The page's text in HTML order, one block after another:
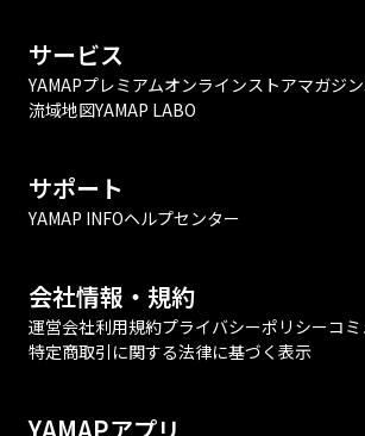
サービス
YAMAPプレミアムオンラインストアマガジン
流域地図YAMAP LABO
サポート
YAMAP INFOヘルプセンター
会社情報・規約
運営会社利用規約プライバシーポリシーコ
特定商取引に関する法律に基づく表示